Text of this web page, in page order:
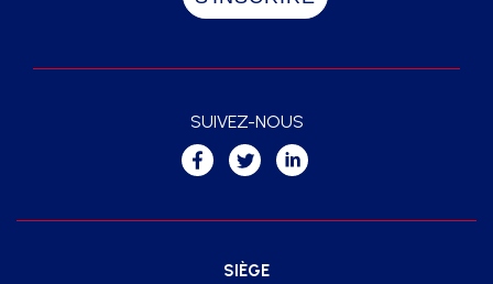
SIÈGE
SUIVEZ-NOUS